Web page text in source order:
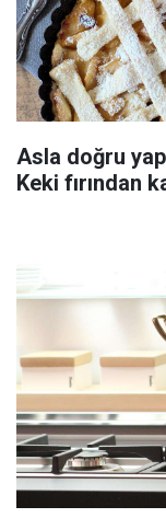
Asla doğru
Keki fırından